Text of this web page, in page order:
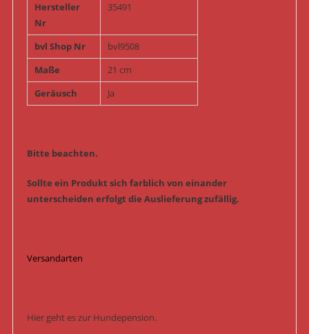
Hersteller
Nr
35491
bvl Shop Nr
bvl9508
Maße
21 cm
Geräusch
Ja
Bitte beachten.
Sollte ein Produkt sich farblich von einander
unterscheiden erfolgt die Auslieferung zufällig.
Versandarten
Hier geht es zur Hundepension.